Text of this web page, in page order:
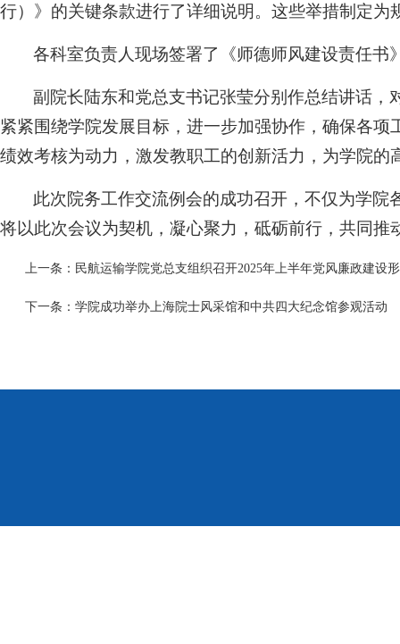
行）》的关键条款进行了详细说明。这些举措制定
各科室负责人现场签署了《师德师风建设责任
副院长陆东和党总支书记张莹分别作总结讲话
紧紧围绕学院发展目标，进一步加强协作，确保各
绩效考核为动力，激发教职工的创新活力，为学院的
此次院务工作交流例会的成功召开，不仅为学
将以此次会议为契机，凝心聚力，砥砺前行，共同推
上一条： 民航运输学院党总支组织召开2025年上半年党风廉政建设
下一条： 学院成功举办上海院士风采馆和中共四大纪念馆参观活动